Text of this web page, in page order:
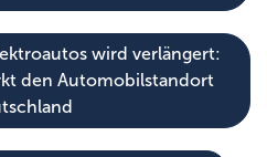
wird verlängert:
den Automobilstandort